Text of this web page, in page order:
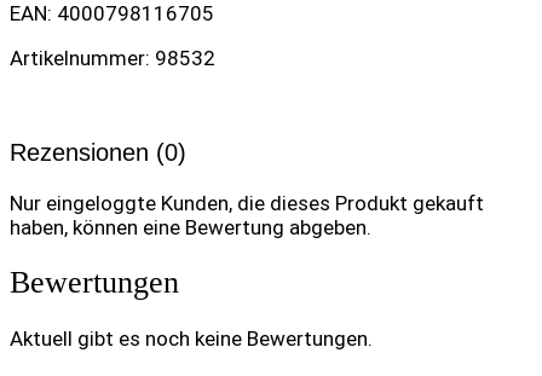
EAN: 4000798116705
Artikelnummer: 98532
Rezensionen (0)
Nur eingeloggte Kunden, die dieses Produkt gekauft
haben, können eine Bewertung abgeben.
Bewertungen
Aktuell gibt es noch keine Bewertungen.